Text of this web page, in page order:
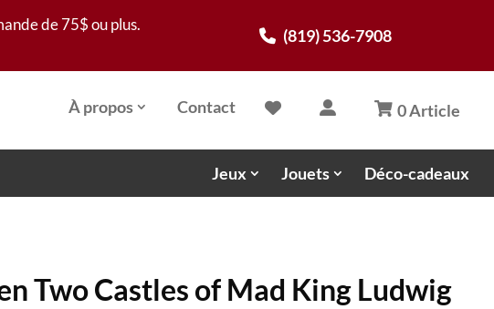
de 75$ ou plus.
(819) 536-7908
À propos Contact 0 Article
Jeux Jouets Déco-cadeaux
Two Castles of Mad King Ludwig